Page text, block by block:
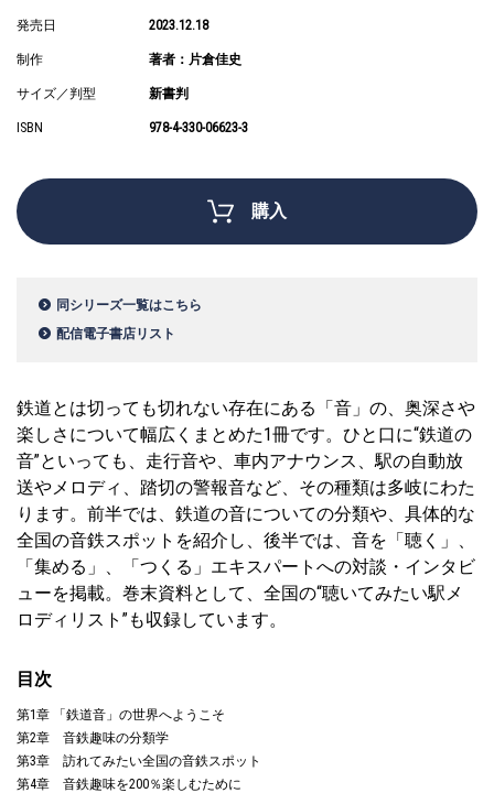
発売日 2023.12.18
制作 著者：片倉佳史
サイズ／判型 新書判
ISBN 978-4-330-06623-3
購入
同シリーズ一覧はこちら
配信電子書店リスト
鉄道とは切っても切れない存在にある「音」の、奥深さや
楽しさについて幅広くまとめた1冊です。ひと口に“鉄道の
音”といっても、走行音や、車内アナウンス、駅の自動放
送やメロディ、踏切の警報音など、その種類は多岐にわた
ります。前半では、鉄道の音についての分類や、具体的な
全国の音鉄スポットを紹介し、後半では、音を「聴く」、
「集める」、「つくる」エキスパートへの対談・インタビ
ューを掲載。巻末資料として、全国の“聴いてみたい駅メ
ロディリスト”も収録しています。
目次
第1章 「鉄道音」の世界へようこそ
第2章 音鉄趣味の分類学
第3章 訪れてみたい全国の音鉄スポット
第4章 音鉄趣味を200％楽しむために